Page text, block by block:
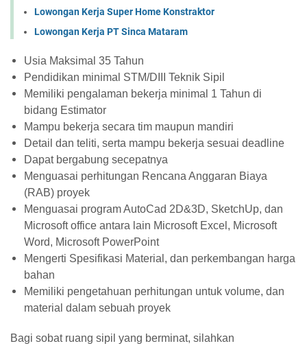
Lowongan Kerja Super Home Konstraktor
Lowongan Kerja PT Sinca Mataram
Usia Maksimal 35 Tahun
Pendidikan minimal STM/DIII Teknik Sipil
Memiliki pengalaman bekerja minimal 1 Tahun di
bidang Estimator
Mampu bekerja secara tim maupun mandiri
Detail dan teliti, serta mampu bekerja sesuai deadline
Dapat bergabung secepatnya
Menguasai perhitungan Rencana Anggaran Biaya
(RAB) proyek
Menguasai program AutoCad 2D&3D, SketchUp, dan
Microsoft office antara lain Microsoft Excel, Microsoft
Word, Microsoft PowerPoint
Mengerti Spesifikasi Material, dan perkembangan harga
bahan
Memiliki pengetahuan perhitungan untuk volume, dan
material dalam sebuah proyek
Bagi sobat ruang sipil yang berminat, silahkan